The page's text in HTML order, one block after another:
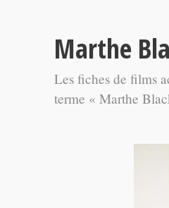
Marthe
Les fiches de films
terme « Marthe